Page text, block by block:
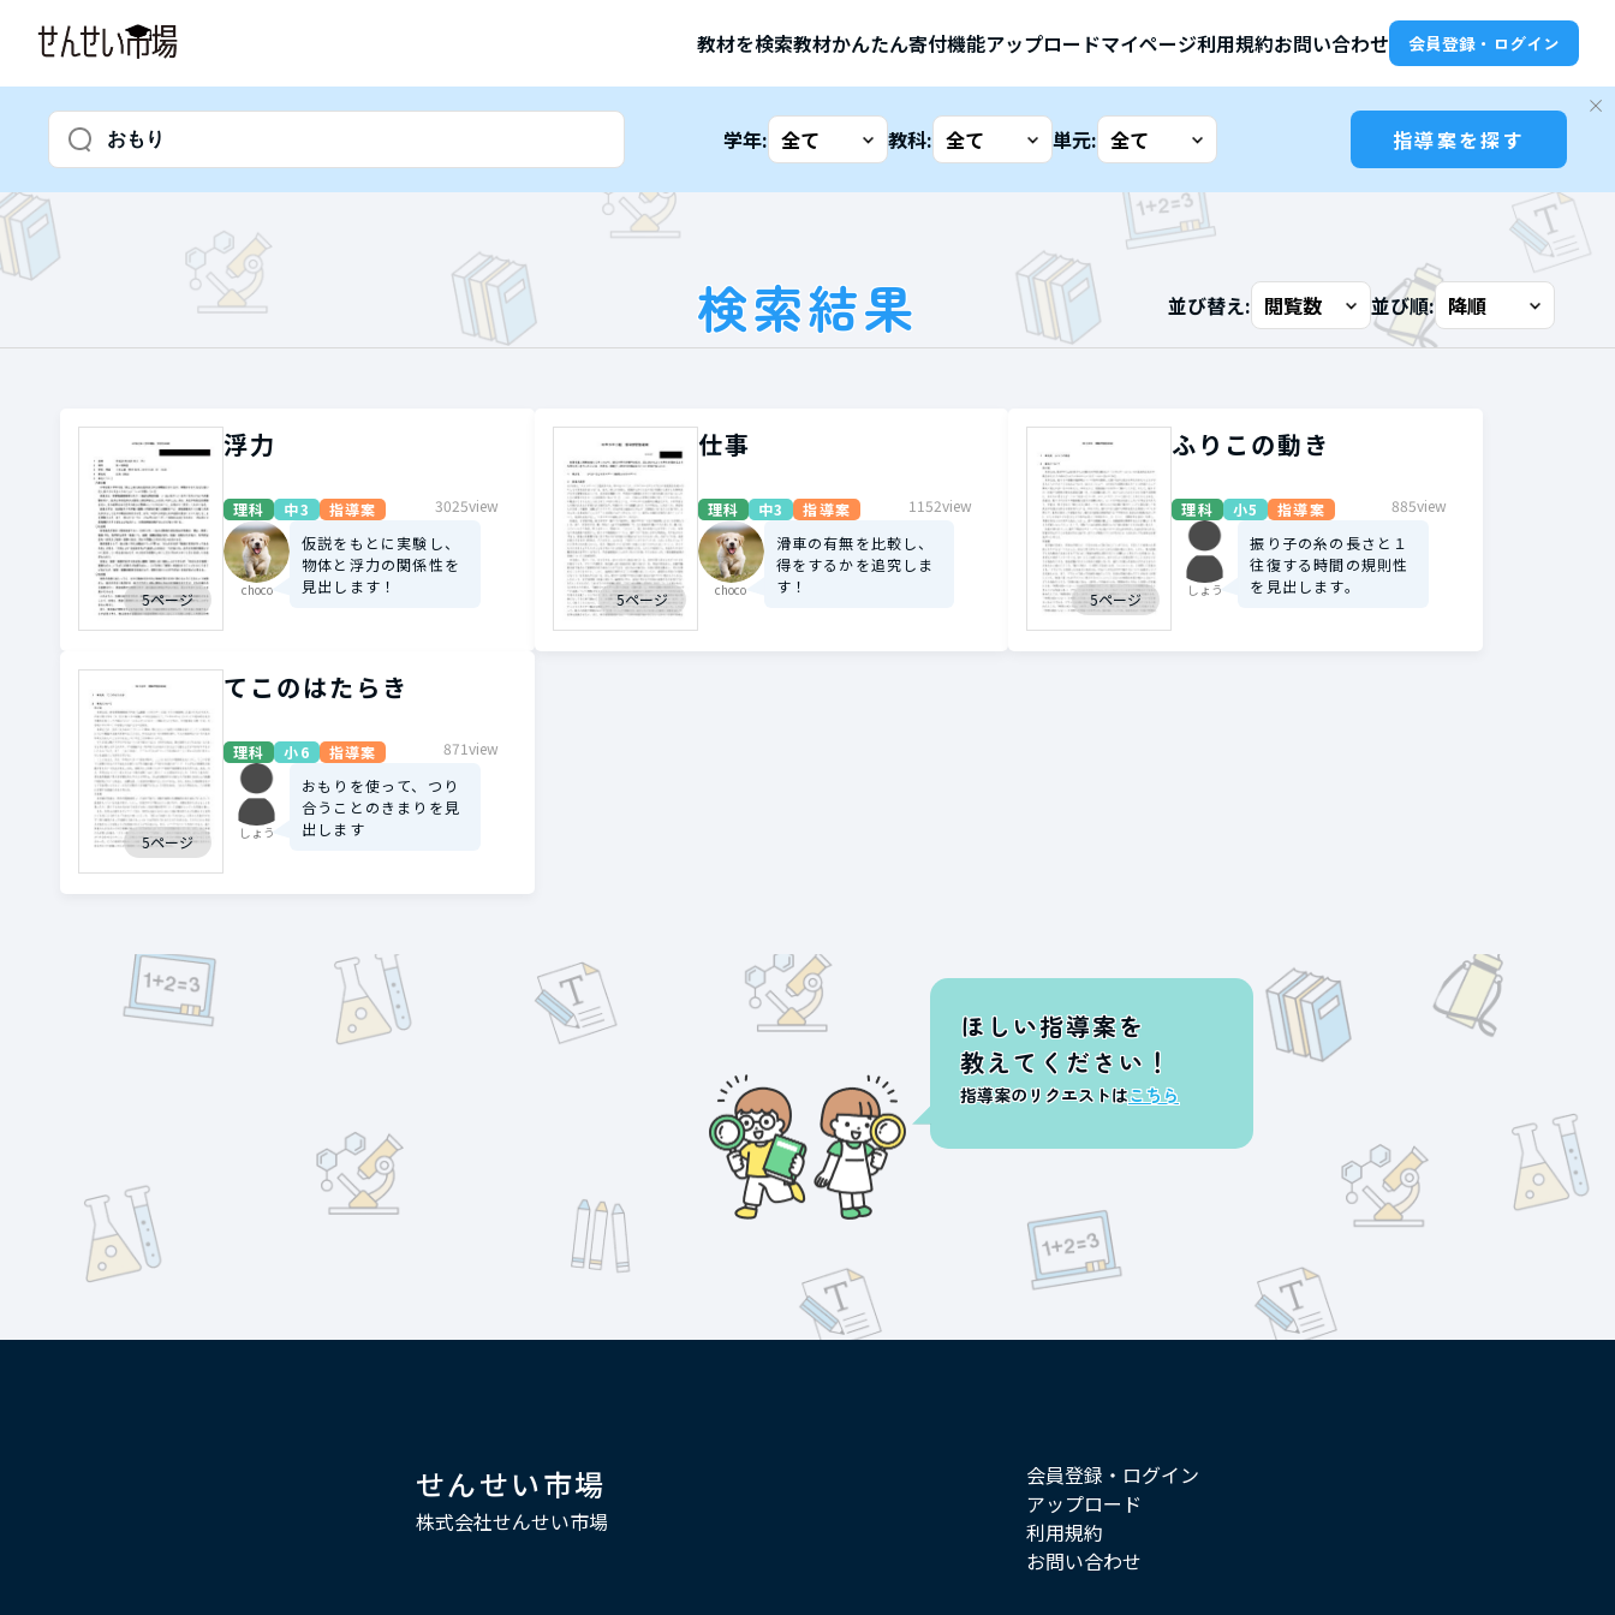
教材を検索教材かんたん寄付機能アップロードマイページ利用規約お問い合わせ 会員登録・ログイン
学年: 教科: 単元: 指導案を探す
検索結果 並び替え: 並び順:
5ページ
浮力
理科 中3 指導案 3025view
choco
仮説をもとに実験し、
物体と浮力の関係性を
見出します！
5ページ
仕事
理科 中3 指導案 1152view
choco
滑車の有無を比較し、
得をするかを追究しま
す！
5ページ
ふりこの動き
理科 小5 指導案 885view
しょう
振り子の糸の長さと１
往復する時間の規則性
を見出します。
5ページ
てこのはたらき
理科 小6 指導案 871view
しょう
おもりを使って、つり
合うことのきまりを見
出します
ほしい指導案を
教えてください！
指導案のリクエストはこちら
せんせい市場
株式会社せんせい市場
会員登録・ログイン
アップロード
利用規約
お問い合わせ